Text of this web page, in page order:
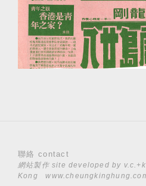
聯絡 contact
網站製作 site developed by
Kong